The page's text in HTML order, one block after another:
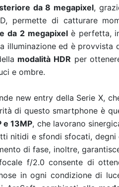
da 8 megapixel,
permette di catturare
da 2 megapixel è perfetta,
illuminazione ed è provvista
modalità HDR per
e ombre.
new entry della Serie X,
di questo smartphone è
e 13MP, che lavorano
nitidi e sfondi sfocati, degni
di fase, inoltre,
focale f/2.0 consente di
in ogni condizione di